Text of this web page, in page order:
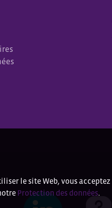
le site Web, vous acceptez
Protection des données.